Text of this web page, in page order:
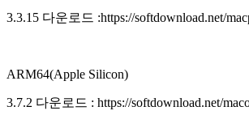
3.3.15 다운로드 :https://softdownload.net/
ARM64(Apple Silicon)
3.7.2 다운로드 : https://softdownload.net/